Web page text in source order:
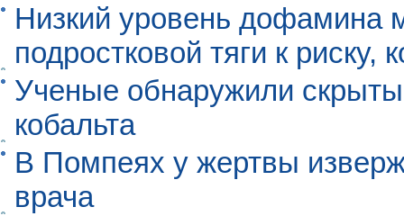
Низкий уровень дофамина
подростковой тяги к риску,
Ученые обнаружили
кобальта
В Помпеях у жертвы
врача